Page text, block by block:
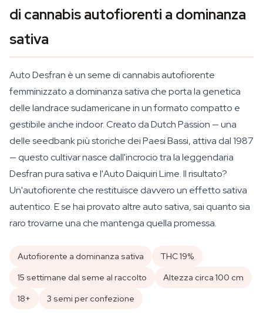
di cannabis autofiorenti a dominanza
sativa
Auto Desfran è un seme di cannabis autofiorente
femminizzato a dominanza sativa che porta la genetica
delle landrace sudamericane in un formato compatto e
gestibile anche indoor. Creato da Dutch Passion — una
delle seedbank più storiche dei Paesi Bassi, attiva dal 1987
— questo cultivar nasce dall'incrocio tra la leggendaria
Desfran pura sativa e l'Auto Daiquiri Lime. Il risultato?
Un'autofiorente che restituisce davvero un effetto sativa
autentico. E se hai provato altre auto sativa, sai quanto sia
raro trovarne una che mantenga quella promessa.
Autofiorente a dominanza sativa
THC 19%
15 settimane dal seme al raccolto
Altezza circa 100 cm
18+
3 semi per confezione